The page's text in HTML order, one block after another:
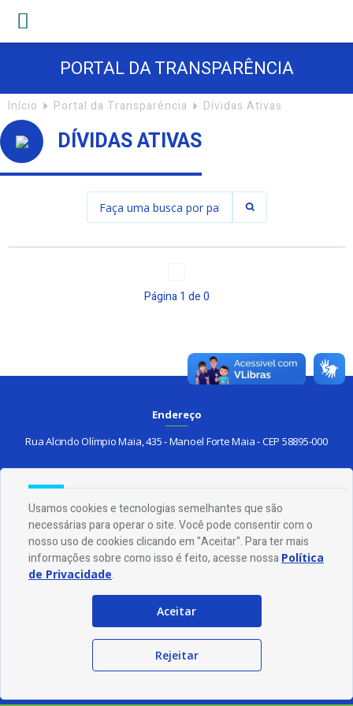
PORTAL DA TRANSPARÊNCIA
Início Portal da Transparência Dívidas Ativas
DÍVIDAS ATIVAS
Página1 de0
Endereço
Rua Alcindo Olímpio Maia, 435 - Manoel Forte Maia - CEP 58895-000
Telefone:(83) 3447-1056
Email:ouvidoria@belemdobrejodocruz.pb.gov.br
Horário De Funcionamento
Redes Socias
Usamos cookies e tecnologias semelhantes que são
necessárias para operar o site. Você pode consentir com o
nosso uso de cookies clicando em "Aceitar". Para ter mais
informações sobre como isso é feito, acesse nossa Política
de Privacidade.
Aceitar
Rejeitar